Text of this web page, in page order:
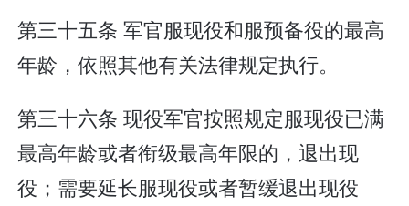
第三十五条 军官服现役和服预备役的最高
年龄，依照其他有关法律规定执行。
第三十六条 现役军官按照规定服现役已满
最高年龄或者衔级最高年限的，退出现
役；需要延长服现役或者暂缓退出现役